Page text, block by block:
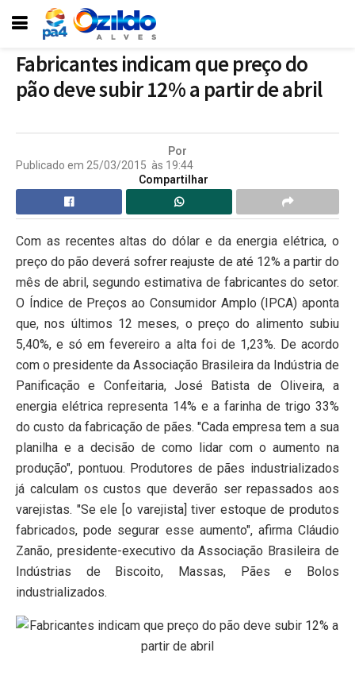
Fabricantes indicam que preço do
pão deve subir 12% a partir de abril
Por
Publicado em 25/03/2015 às 19:44
Compartilhar
Com as recentes altas do dólar e da energia elétrica, o
preço do pão deverá sofrer reajuste de até 12% a partir do
mês de abril, segundo estimativa de fabricantes do setor.
O Índice de Preços ao Consumidor Amplo (IPCA) aponta
que, nos últimos 12 meses, o preço do alimento subiu
5,40%, e só em fevereiro a alta foi de 1,23%. De acordo
com o presidente da Associação Brasileira da Indústria de
Panificação e Confeitaria, José Batista de Oliveira, a
energia elétrica representa 14% e a farinha de trigo 33%
do custo da fabricação de pães. "Cada empresa tem a sua
planilha e a decisão de como lidar com o aumento na
produção", pontuou. Produtores de pães industrializados
já calculam os custos que deverão ser repassados aos
varejistas. "Se ele [o varejista] tiver estoque de produtos
fabricados, pode segurar esse aumento", afirma Cláudio
Zanão, presidente-executivo da Associação Brasileira de
Indústrias de Biscoito, Massas, Pães e Bolos
industrializados.